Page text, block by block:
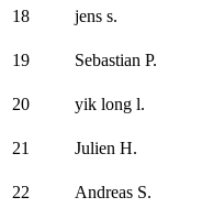
18
jens s.
19
Sebastian P.
20
yik long l.
21
Julien H.
22
Andreas S.